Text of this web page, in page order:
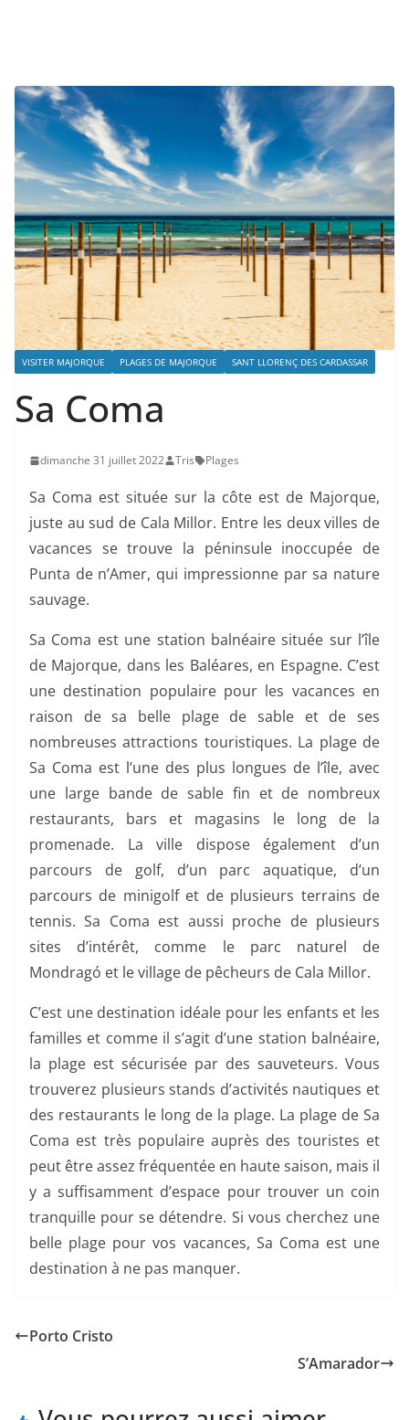
VISITER MAJORQUE PLAGES DE MAJORQUE SANT LLORENÇ DES CARDASSAR
Sa Coma
dimanche 31 juillet 2022 Tris Plages
Sa Coma est située sur la côte est de Majorque,
juste au sud de Cala Millor. Entre les deux villes de
vacances se trouve la péninsule inoccupée de
Punta de n’Amer, qui impressionne par sa nature
sauvage.
Sa Coma est une station balnéaire située sur l’île
de Majorque, dans les Baléares, en Espagne. C’est
une destination populaire pour les vacances en
raison de sa belle plage de sable et de ses
nombreuses attractions touristiques. La plage de
Sa Coma est l’une des plus longues de l’île, avec
une large bande de sable fin et de nombreux
restaurants, bars et magasins le long de la
promenade. La ville dispose également d’un
parcours de golf, d’un parc aquatique, d’un
parcours de minigolf et de plusieurs terrains de
tennis. Sa Coma est aussi proche de plusieurs
sites d’intérêt, comme le parc naturel de
Mondragó et le village de pêcheurs de Cala Millor.
C’est une destination idéale pour les enfants et les
familles et comme il s’agit d’une station balnéaire,
la plage est sécurisée par des sauveteurs. Vous
trouverez plusieurs stands d’activités nautiques et
des restaurants le long de la plage. La plage de Sa
Coma est très populaire auprès des touristes et
peut être assez fréquentée en haute saison, mais il
y a suffisamment d’espace pour trouver un coin
tranquille pour se détendre. Si vous cherchez une
belle plage pour vos vacances, Sa Coma est une
destination à ne pas manquer.
Porto Cristo
S’Amarador